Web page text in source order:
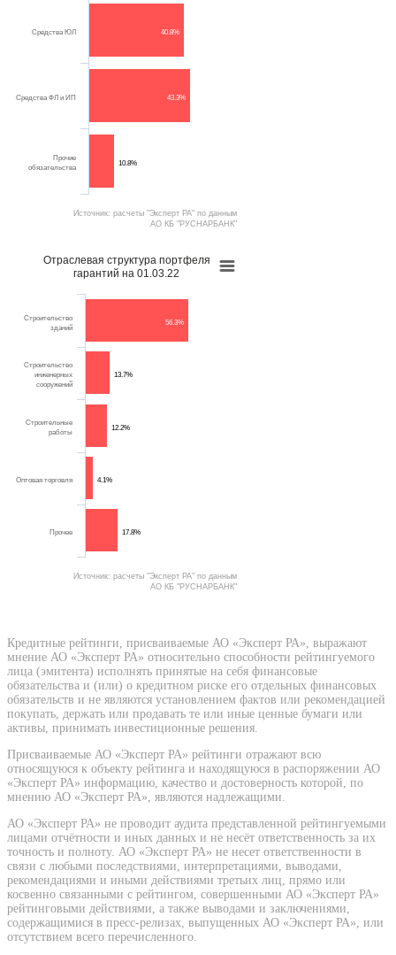
40.8%
43.3%
10.8%
Средства ЮЛ
Средства ФЛ и ИП
Прочие
обязательства
Источник: расчеты "Эксперт РА" по данным
АО КБ "РУСНАРБАНК"
Отраслевая структура портфеля
гарантий на 01.03.22
56.3%
13.7%
12.2%
4.1%
17.8%
Строительство
зданий
Строительство
инженерных
сооружений
Строительные
работы
Оптовая торговля
Прочее
Источник: расчеты "Эксперт РА" по данным
АО КБ "РУСНАРБАНК"
Кредитные рейтинги, присваиваемые АО «Эксперт РА», выражают
мнение АО «Эксперт РА» относительно способности рейтингуемого
лица (эмитента) исполнять принятые на себя финансовые
обязательства и (или) о кредитном риске его отдельных финансовых
обязательств и не являются установлением фактов или рекомендацией
покупать, держать или продавать те или иные ценные бумаги или
активы, принимать инвестиционные решения.
Присваиваемые АО «Эксперт РА» рейтинги отражают всю
относящуюся к объекту рейтинга и находящуюся в распоряжении АО
«Эксперт РА» информацию, качество и достоверность которой, по
мнению АО «Эксперт РА», являются надлежащими.
АО «Эксперт РА» не проводит аудита представленной рейтингуемыми
лицами отчётности и иных данных и не несёт ответственность за их
точность и полноту. АО «Эксперт РА» не несет ответственности в
связи с любыми последствиями, интерпретациями, выводами,
рекомендациями и иными действиями третьих лиц, прямо или
косвенно связанными с рейтингом, совершенными АО «Эксперт РА»
рейтинговыми действиями, а также выводами и заключениями,
содержащимися в пресс-релизах, выпущенных АО «Эксперт РА», или
отсутствием всего перечисленного.